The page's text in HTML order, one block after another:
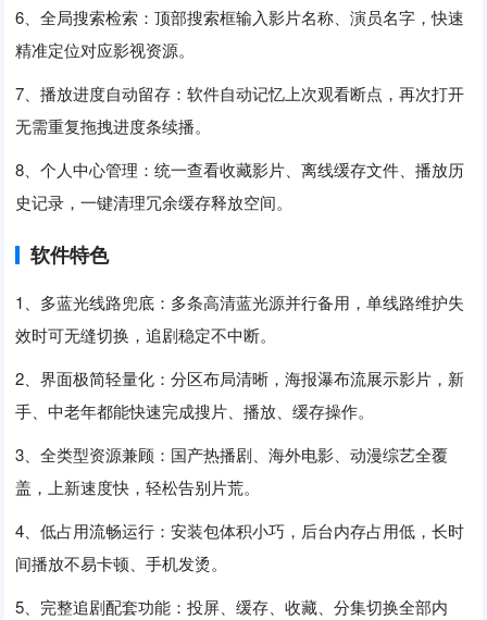
6、全局搜索检索：顶部搜索框输入影片名称、演员名字，快速
精准定位对应影视资源。
7、播放进度自动留存：软件自动记忆上次观看断点，再次打开
无需重复拖拽进度条续播。
8、个人中心管理：统一查看收藏影片、离线缓存文件、播放历
史记录，一键清理冗余缓存释放空间。
软件特色
1、多蓝光线路兜底：多条高清蓝光源并行备用，单线路维护失
效时可无缝切换，追剧稳定不中断。
2、界面极简轻量化：分区布局清晰，海报瀑布流展示影片，新
手、中老年都能快速完成搜片、播放、缓存操作。
3、全类型资源兼顾：国产热播剧、海外电影、动漫综艺全覆
盖，上新速度快，轻松告别片荒。
4、低占用流畅运行：安装包体积小巧，后台内存占用低，长时
间播放不易卡顿、手机发烫。
5、完整追剧配套功能：投屏、缓存、收藏、分集切换全部内